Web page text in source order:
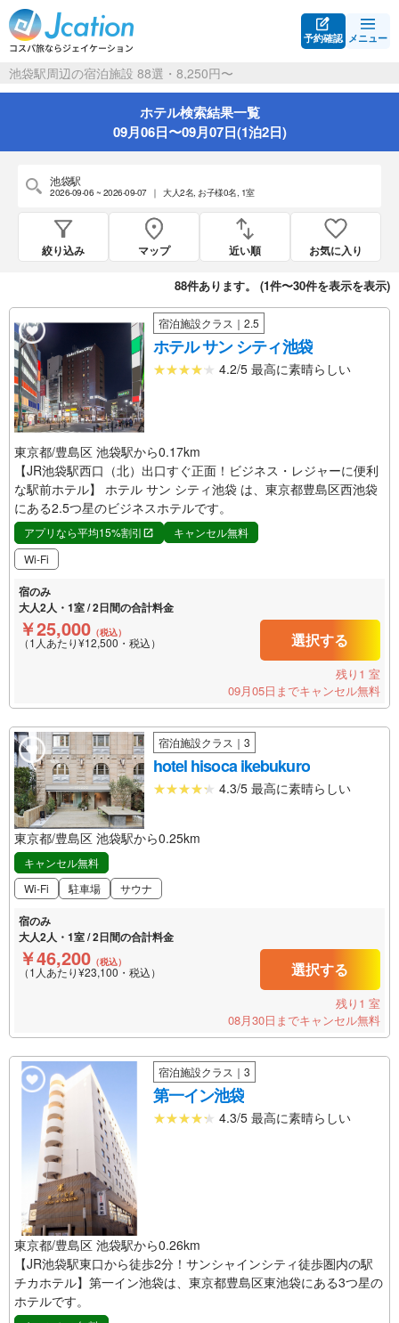
予約確認 メニュー
池袋駅周辺の宿泊施設 88選・8,250円〜
ホテル検索結果一覧
09月06日〜09月07日(1泊2日)
池袋駅
2026-09-06 ~ 2026-09-07 ｜ 大人2名, お子様0名, 1室
絞り込み マップ 近い順 お気に入り
88件あります。 (1件〜30件を表示を表示)
宿泊施設クラス｜2.5
ホテル サン シティ池袋
4.2/5 最高に素晴らしい
東京都/豊島区 池袋駅から0.17km
【JR池袋駅西口（北）出口すぐ正面！ビジネス・レジャーに便利
な駅前ホテル】 ホテル サン シティ池袋 は、東京都豊島区西池袋
にある2.5つ星のビジネスホテルです。
アプリなら平均15%割引
キャンセル無料
Wi-Fi
宿のみ
大人2人・1室 / 2日間の合計料金
￥25,000 （税込）
（1人あたり¥12,500・税込） 選択する
残り1 室
09月05日までキャンセル無料
宿泊施設クラス｜3
hotel hisoca ikebukuro
4.3/5 最高に素晴らしい
東京都/豊島区 池袋駅から0.25km
キャンセル無料
Wi-Fi
駐車場 サウナ
宿のみ
大人2人・1室 / 2日間の合計料金
￥46,200 （税込）
（1人あたり¥23,100・税込） 選択する
残り1 室
08月30日までキャンセル無料
宿泊施設クラス｜3
第一イン池袋
4.3/5 最高に素晴らしい
東京都/豊島区 池袋駅から0.26km
【JR池袋駅東口から徒歩2分！サンシャインシティ徒歩圏内の駅
チカホテル】第一イン池袋は、東京都豊島区東池袋にある3つ星の
ホテルです。